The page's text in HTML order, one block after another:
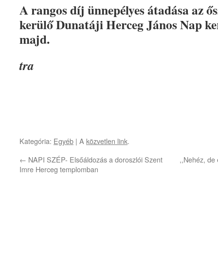
A rangos díj ünnepélyes átadása az
kerülő Dunatáji Herceg János Nap
majd.
tra
Kategória: Egyéb | A közvetlen link.
← NAPI SZÉP- Elsőáldozás a doroszlói Szent
Imre Herceg templomban
,,Nehéz, de